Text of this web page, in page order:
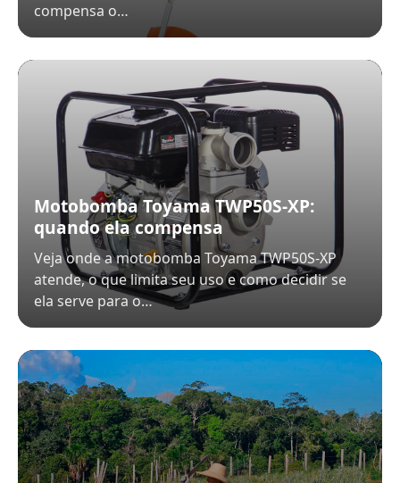
compensa o…
Motobomba Toyama TWP50S-XP:
quando ela compensa
Veja onde a motobomba Toyama TWP50S-XP
atende, o que limita seu uso e como decidir se
ela serve para o…